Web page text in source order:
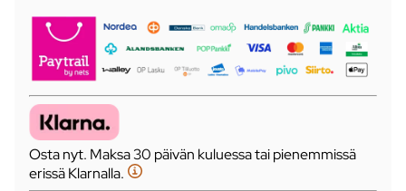
Osta nyt. Maksa 30 päivän kuluessa tai pienemmissä
erissä Klarnalla.